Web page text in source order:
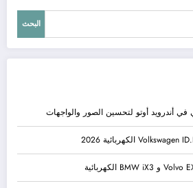
البحث
في أندرويد أوتو لتحسين الصور والواجهات